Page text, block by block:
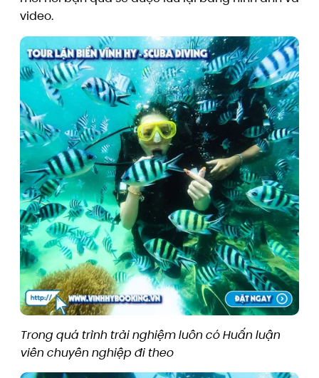
video.
Trong quá trình trải nghiệm luôn có Huấn luận
viên chuyên nghiệp đi theo